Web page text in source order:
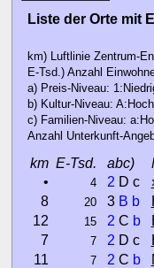
Liste der Orte mit
km) Luftlinie Zentrum-
E-Tsd.) Anzahl
a) Preis-Niveau:
b) Kultur-Niveau:
c) Familien-Niveau:
Anzahl Unterkunft-
km E-Tsd. abc)
•
4 2 D c
8 20 3 B b
12 15 2 C b
7 7 2 D c
11 7 2 C b